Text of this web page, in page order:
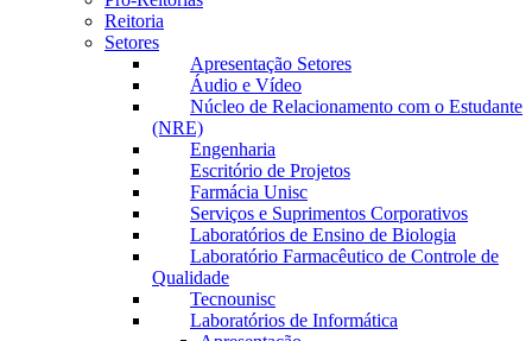
Reitoria
Setores
Apresentação Setores
Áudio e Vídeo
Núcleo de Relacionamento com o Estudante
(NRE)
Engenharia
Escritório de Projetos
Farmácia Unisc
Serviços e Suprimentos Corporativos
Laboratórios de Ensino de Biologia
Laboratório Farmacêutico de Controle de
Qualidade
Tecnounisc
Laboratórios de Informática